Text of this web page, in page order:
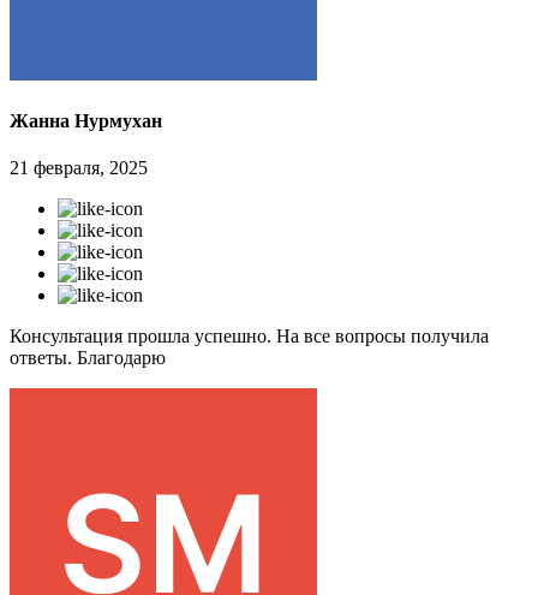
Жанна Нурмухан
21 февраля, 2025
Консультация прошла успешно. На все вопросы получила
ответы. Благодарю